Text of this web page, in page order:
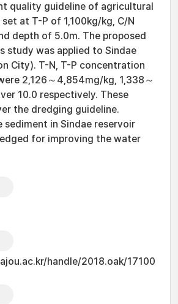
quality guideline of agricultural
at T-P of 1,100kg/kg, C/N
depth of 5.0m. The proposed
study was applied to Sindae
City). T-N, T-P concentration
2,126～4,854mg/kg, 1,338～
10.0 respectively. These
the dredging guideline.
sediment in Sindae reservoir
for improving the water
handle/2018.oak/17100